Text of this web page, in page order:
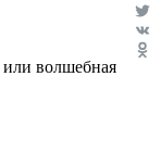
VK
или волшебная